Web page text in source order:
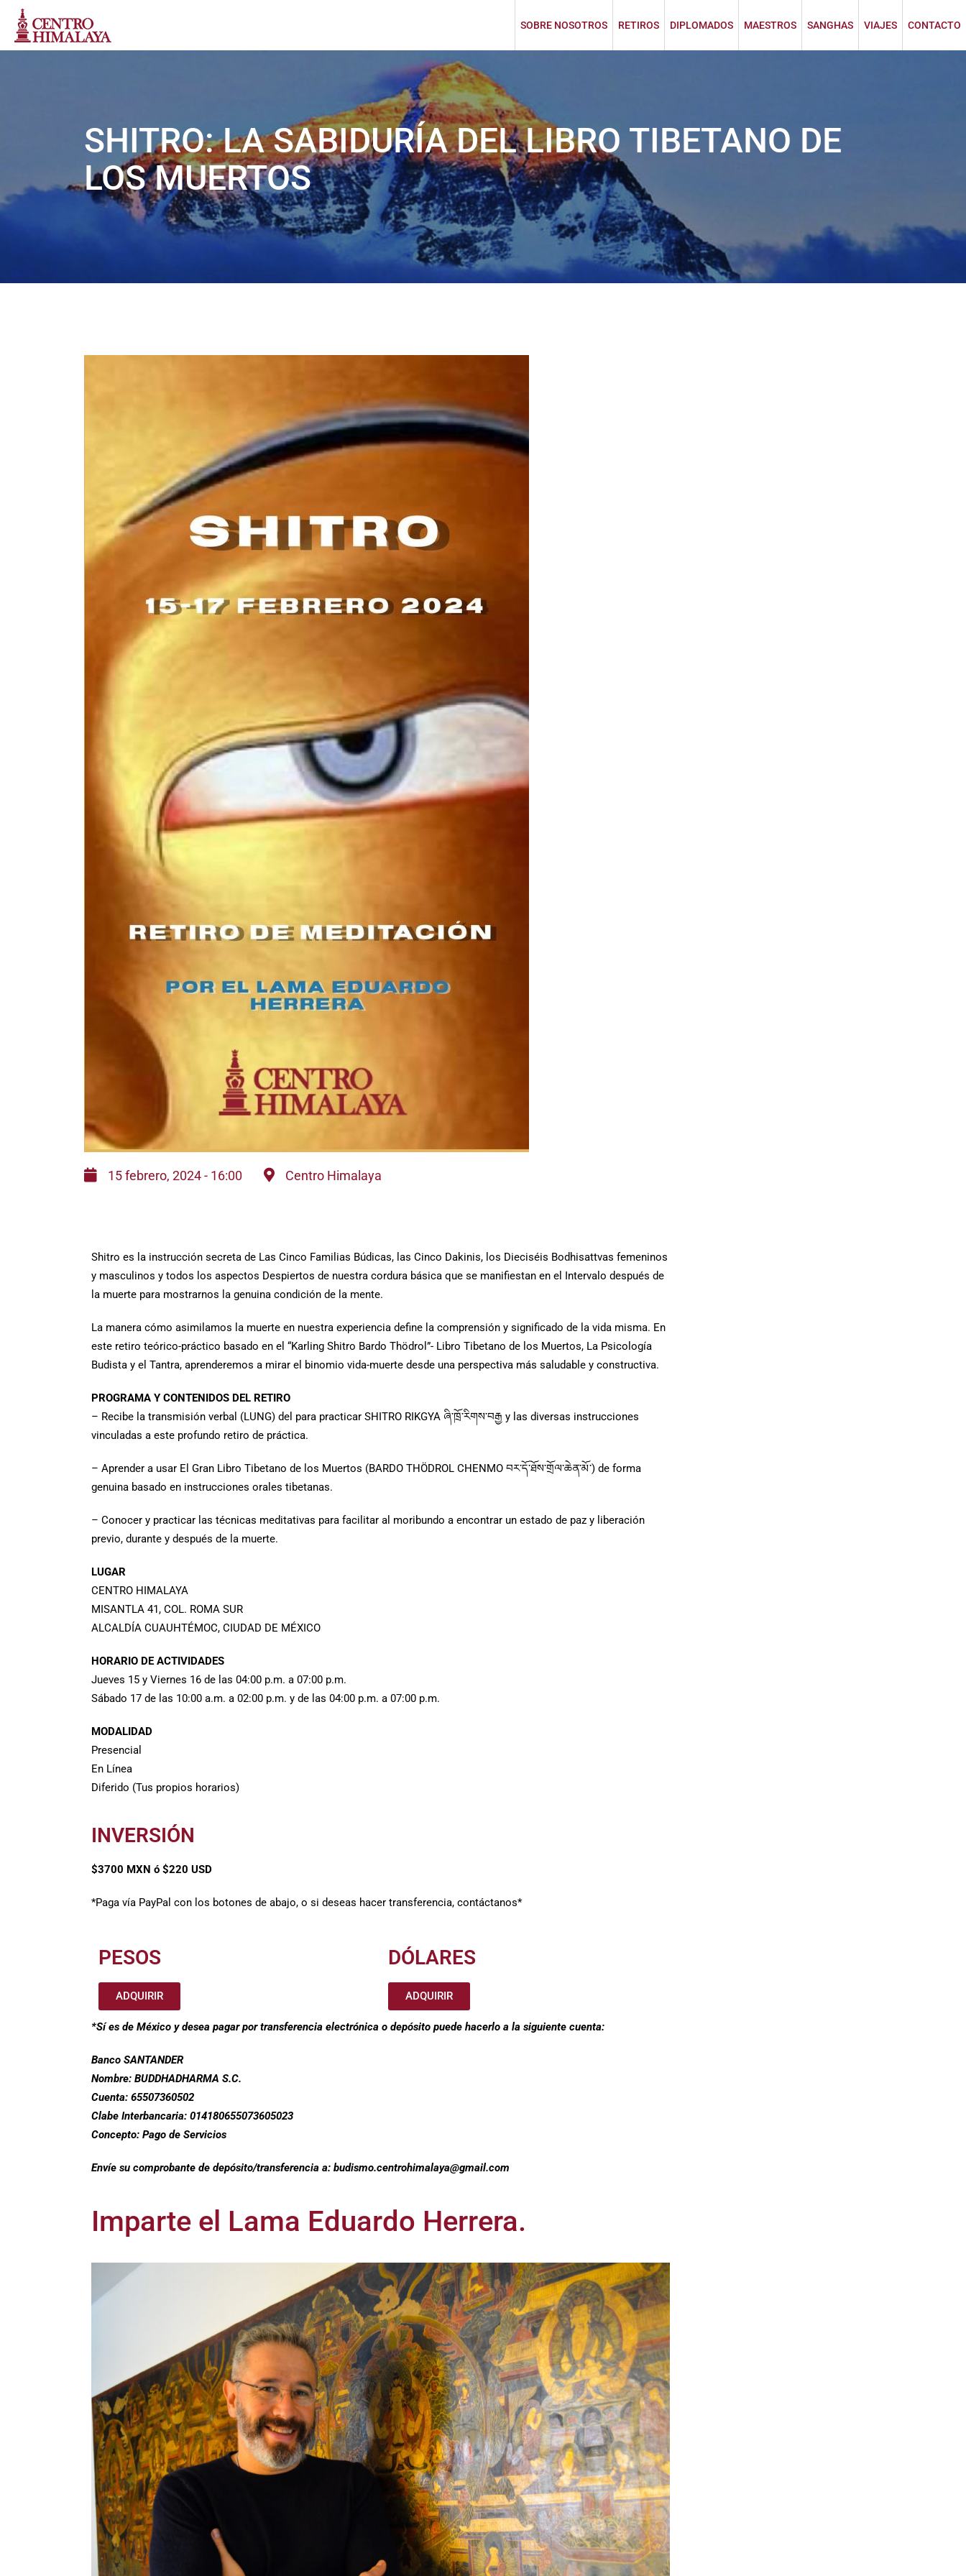
SOBRE NOSOTROS RETIROS DIPLOMADOS MAESTROS SANGHAS VIAJES CONTACTO
SHITRO: LA SABIDURÍA DEL LIBRO TIBETANO DE
LOS MUERTOS
15 febrero, 2024 - 16:00 Centro Himalaya
Shitro es la instrucción secreta de Las Cinco Familias Búdicas, las Cinco Dakinis, los Dieciséis Bodhisattvas femeninos
y masculinos y todos los aspectos Despiertos de nuestra cordura básica que se manifiestan en el Intervalo después de
la muerte para mostrarnos la genuina condición de la mente.
La manera cómo asimilamos la muerte en nuestra experiencia define la comprensión y significado de la vida misma. En
este retiro teórico-práctico basado en el “Karling Shitro Bardo Thödrol”- Libro Tibetano de los Muertos, La Psicología
Budista y el Tantra, aprenderemos a mirar el binomio vida-muerte desde una perspectiva más saludable y constructiva.
PROGRAMA Y CONTENIDOS DEL RETIRO
– Recibe la transmisión verbal (LUNG) del para practicar SHITRO RIKGYA ཞི་ཁྲོ་རིགས་བརྒྱ y las diversas instrucciones
vinculadas a este profundo retiro de práctica.
– Aprender a usar El Gran Libro Tibetano de los Muertos (BARDO THÖDROL CHENMO བར་དོ་ཐོས་གྲོལ་ཆེན་མོ་) de forma
genuina basado en instrucciones orales tibetanas.
– Conocer y practicar las técnicas meditativas para facilitar al moribundo a encontrar un estado de paz y liberación
previo, durante y después de la muerte.
LUGAR
CENTRO HIMALAYA
MISANTLA 41, COL. ROMA SUR
ALCALDÍA CUAUHTÉMOC, CIUDAD DE MÉXICO
HORARIO DE ACTIVIDADES
Jueves 15 y Viernes 16 de las 04:00 p.m. a 07:00 p.m.
Sábado 17 de las 10:00 a.m. a 02:00 p.m. y de las 04:00 p.m. a 07:00 p.m.
MODALIDAD
Presencial
En Línea
Diferido (Tus propios horarios)
INVERSIÓN
$3700 MXN ó $220 USD
*Paga vía PayPal con los botones de abajo, o si deseas hacer transferencia, contáctanos*
PESOS
ADQUIRIR
DÓLARES
ADQUIRIR
*Sí es de México y desea pagar por transferencia electrónica o depósito puede hacerlo a la siguiente cuenta:
Banco SANTANDER
Nombre: BUDDHADHARMA S.C.
Cuenta: 65507360502
Clabe Interbancaria: 014180655073605023
Concepto: Pago de Servicios
Envíe su comprobante de depósito/transferencia a: budismo.centrohimalaya@gmail.com
Imparte el Lama Eduardo Herrera.